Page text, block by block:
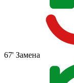
67' Замена